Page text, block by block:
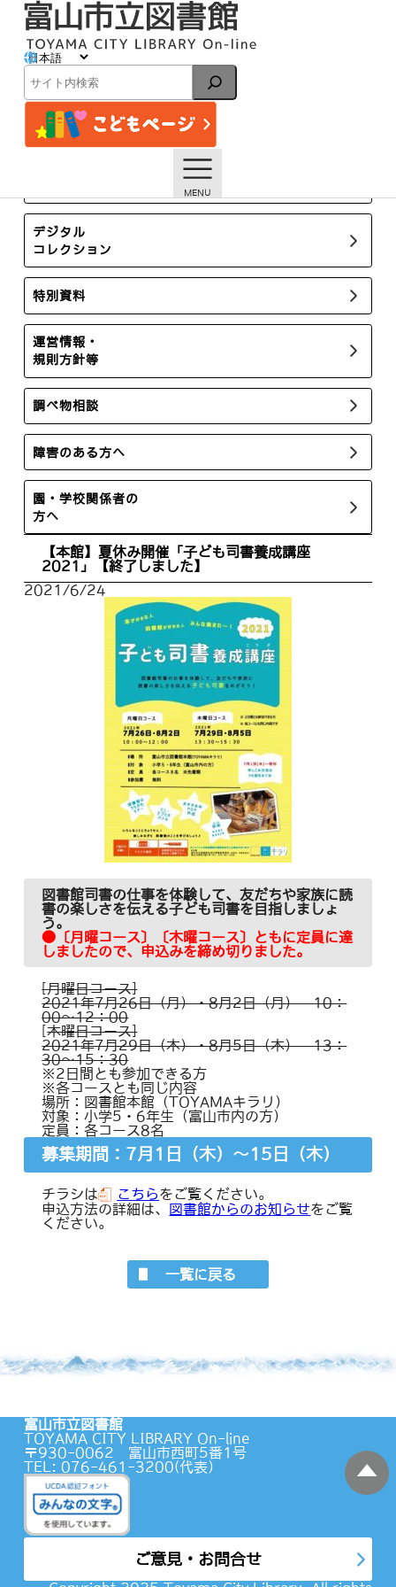
検
索
イベント
トップページ
イベント一覧
【本館】夏休み開催「子ども司書養成講座2021」【終了し
ました】
デジタル
コレクション
特別資料
運営情報・
規則方針等
調べ物相談
障害のある方へ
園・学校関係者の
方へ
【本館】夏休み開催「子ども司書養成講座
2021」【終了しました】
2021/6/24
図書館司書の仕事を体験して、友だちや家族に読
書の楽しさを伝える子ども司書を目指しましょ
う。
●〔月曜コース〕〔木曜コース〕ともに定員に達
しましたので、申込みを締め切りました。
[月曜日コース]
2021年7月26日（月）・8月2日（月） 10：
00～12：00
[木曜日コース]
2021年7月29日（木）・8月5日（木） 13：
30～15：30
※2日間とも参加できる方
※各コースとも同じ内容
場所：図書館本館（TOYAMAキラリ）
対象：小学5・6年生（富山市内の方）
定員：各コース8名
募集期間：7月1日（木）～15日（木）
チラシは こちらをご覧ください。
申込方法の詳細は、
図書館からのお知らせをご覧
ください。
一覧に戻る
蔵書検索
富山市立図書館
TOYAMA CITY LIBRARY On-line
〒930-0062 富山市西町5番1号
TEL: 076-461-3200(代表）
ご意見・お問合せ